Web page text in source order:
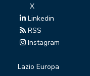
X
Linkedin
RSS
Instagram
Lazio Europa